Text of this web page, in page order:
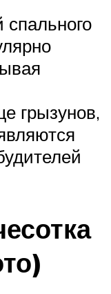
спального
грызунов,